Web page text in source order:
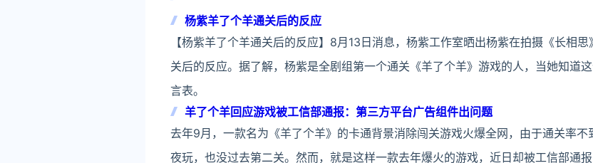
杨紫羊了个羊通关后的反应
【杨紫羊了个羊通关后的反应】8月13日消息，杨紫工作室晒出杨紫在拍摄《长相
关后的反应。据了解，杨紫是全剧组第一个通关《羊了个羊》游戏的人，当她知道
言表。
羊了个羊回应游戏被工信部通报：第三方平台广告组件出问题
去年9月，一款名为《羊了个羊》的卡通背景消除闯关游戏火爆全网，由于通关率不
夜玩，也没过去第二关。然而，就是这样一款去年爆火的游戏，近日却被工信部通